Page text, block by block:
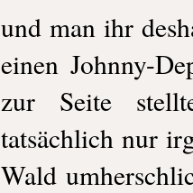
und man ihr
einen Johnny-
zur Seite
tatsächlich nur
Wald